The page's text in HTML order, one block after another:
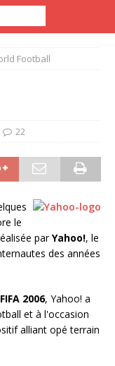
Football
22
le
parYahoo!, le
des années
2006, Yahoo! a
et à l'occasion
alliant opé terrain